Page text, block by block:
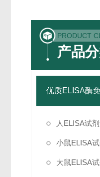
PRODUCT
产品
优质ELISA酶
人ELISA试
小鼠ELISA
大鼠ELISA